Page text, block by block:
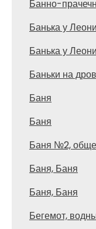
Банно-
Банька у
Банька у
Баньки на
Баня
Баня
Баня №2,
Баня, Баня
Баня, Баня
Бегемот,